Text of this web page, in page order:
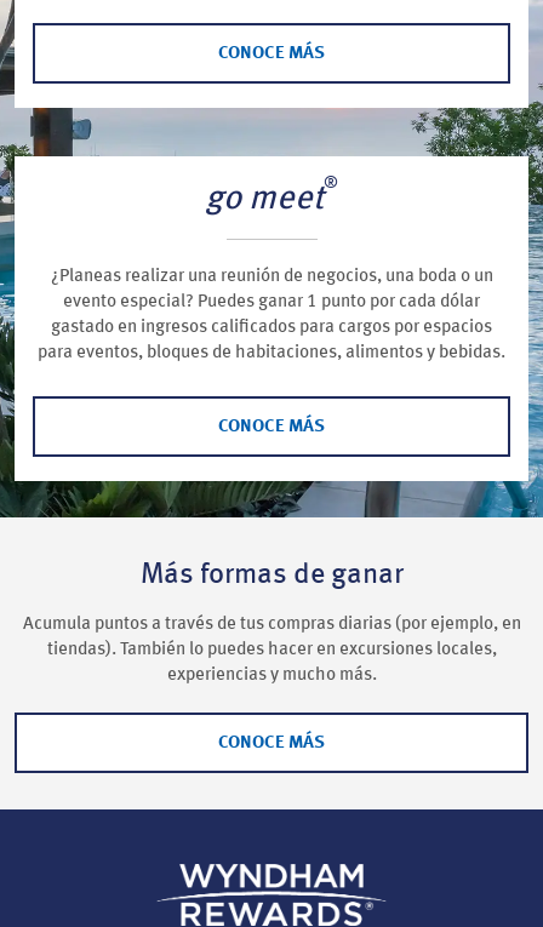
CONOCE MÁS
go meet®
¿Planeas realizar una reunión de negocios, una boda o un
evento especial? Puedes ganar 1 punto por cada dólar
gastado en ingresos calificados para cargos por espacios
para eventos, bloques de habitaciones, alimentos y bebidas.
CONOCE MÁS
Más formas de ganar
Acumula puntos a través de tus compras diarias (por ejemplo, en
tiendas). También lo puedes hacer en excursiones locales,
experiencias y mucho más.
CONOCE MÁS